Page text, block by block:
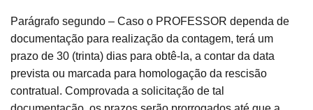
Parágrafo segundo – Caso o PROFESSOR dependa de
documentação para realização da contagem, terá um
prazo de 30 (trinta) dias para obtê-la, a contar da data
prevista ou marcada para homologação da rescisão
contratual. Comprovada a solicitação de tal